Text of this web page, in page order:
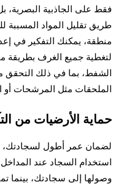
فقط على الجاذبية البصرية،
طريق تقليل المواد المسببة
منطقة، يمكنك التفكير في
لتغطية جميع الغرف بطريقة
الشفط، بما في ذلك التحقق
الملحقات مثل المرشحات أو
حماية الأرضيات من
لضمان عمر أطول لسجادتك،
استخدام السجاد عند
وصولها إلى سجادتك، بينما